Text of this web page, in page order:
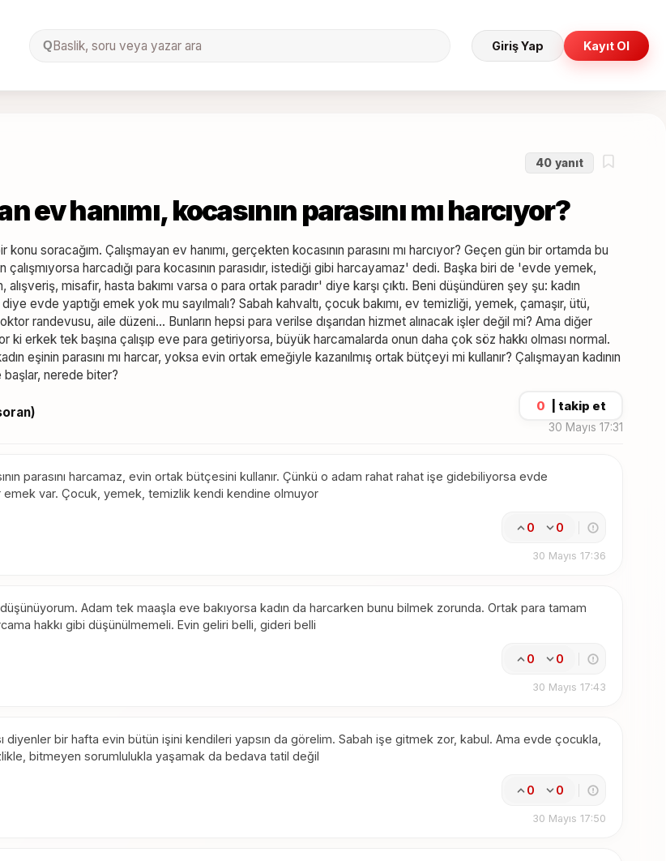
QBaslik, soru veya yazar ara Giriş Yap Kayıt Ol
40 yanıt
ev hanımı, kocasının parasını mı harcıyor?
konu soracağım. Çalışmayan ev hanımı, gerçekten kocasının parasını mı harcıyor? Geçen gün bir ortamda bu
çalışmıyorsa harcadığı para kocasının parasıdır, istediği gibi harcayamaz' dedi. Başka biri de 'evde yemek,
misafir, hasta bakımı varsa o para ortak paradır' diye karşı çıktı. Beni düşündüren şey şu: kadın
diye evde yaptığı emek yok mu sayılmalı? Sabah kahvaltı, çocuk bakımı, ev temizliği, yemek, çamaşır, ütü,
randevusu, aile düzeni... Bunların hepsi para verilse dışarıdan hizmet alınacak işler değil mi? Ama diğer
ki erkek tek başına çalışıp eve para getiriyorsa, büyük harcamalarda onun daha çok söz hakkı olması normal.
eşinin parasını mı harcar, yoksa evin ortak emeğiyle kazanılmış ortak bütçeyi mi kullanır? Çalışmayan kadının
başlar, nerede biter?
0 takip et
30 Mayıs 17:31
parasını harcamaz, evin ortak bütçesini kullanır. Çünkü o adam rahat rahat işe gidebiliyorsa evde
emek var. Çocuk, yemek, temizlik kendi kendine olmuyor
0 0
30 Mayıs 17:36
Adam tek maaşla eve bakıyorsa kadın da harcarken bunu bilmek zorunda. Ortak para tamam
hakkı gibi düşünülmemeli. Evin geliri belli, gideri belli
0 0
30 Mayıs 17:43
diyenler bir hafta evin bütün işini kendileri yapsın da görelim. Sabah işe gitmek zor, kabul. Ama evde çocukla,
bitmeyen sorumlulukla yaşamak da bedava tatil değil
0 0
30 Mayıs 17:50